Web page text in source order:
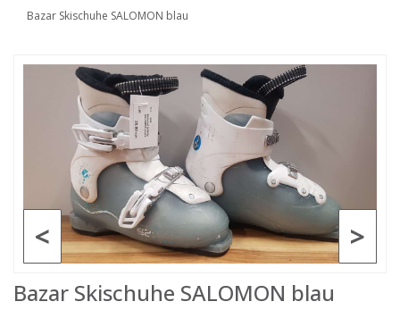
Bazar Skischuhe SALOMON blau
>
<
Bazar Skischuhe SALOMON blau